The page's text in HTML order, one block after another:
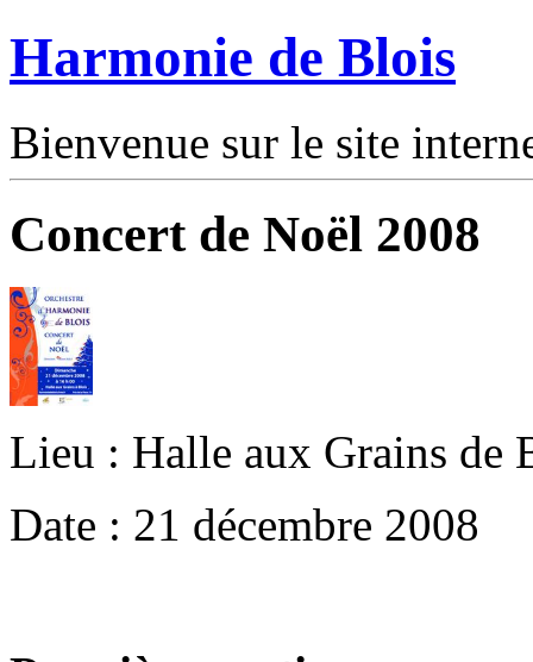
Harmonie de Blois
Bienvenue sur le site
Concert de Noël 2008
Lieu : Halle aux Grains de
Date : 21 décembre 2008